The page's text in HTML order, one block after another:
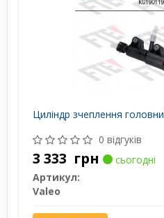
Циліндр зчеплення
0 відгуків
3 333 грн
сьогодні
Артикул:
Valeo